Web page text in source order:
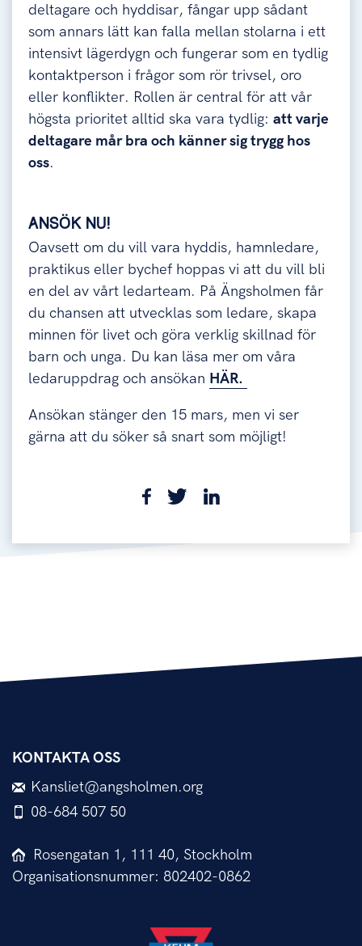
deltagare och hyddisar, fångar upp sådant
som annars lätt kan falla mellan stolarna i ett
intensivt lägerdygn och fungerar som en tydlig
kontaktperson i frågor som rör trivsel, oro
eller konflikter. Rollen är central för att vår
högsta prioritet alltid ska vara tydlig: att varje
deltagare mår bra och känner sig trygg hos
oss.
ANSÖK NU!
Oavsett om du vill vara hyddis, hamnledare,
praktikus eller bychef hoppas vi att du vill bli
en del av vårt ledarteam. På Ängsholmen får
du chansen att utvecklas som ledare, skapa
minnen för livet och göra verklig skillnad för
barn och unga. Du kan läsa mer om våra
ledaruppdrag och ansökan HÄR.
Ansökan stänger den 15 mars, men vi ser
gärna att du söker så snart som möjligt!
KONTAKTA OSS
Kansliet@angsholmen.org
08-684 507 50
Rosengatan 1, 111 40, Stockholm
Organisationsnummer: 802402-0862